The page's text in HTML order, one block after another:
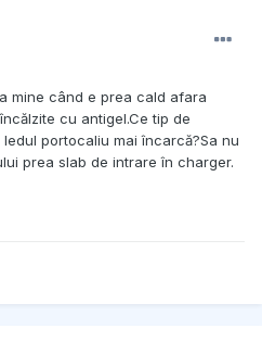
mine când e prea cald afara
cu antigel.Ce tip de
portocaliu mai încarcă?Sa nu
prea slab de intrare în charger.